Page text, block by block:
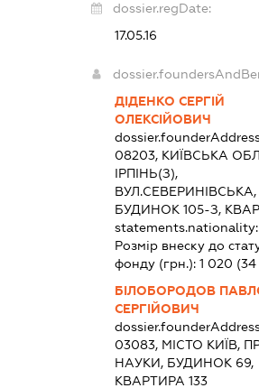
dossier.regDate:
17.05.16
ДІДЕНКО СЕРГІЙ
ОЛЕКСІЙОВИЧ
08203, КИЇВСЬКА
ІРПІНЬ(З),
ВУЛ.СЕВЕРИНІВСЬКА,
БУДИНОК 105-З,
statements.nationality:
Розмір внеску до
фонду (грн.): 1 020 (34
БІЛОБОРОДОВ
СЕРГІЙОВИЧ
03083, МІСТО КИЇВ,
НАУКИ, БУДИНОК 69,
КВАРТИРА 133